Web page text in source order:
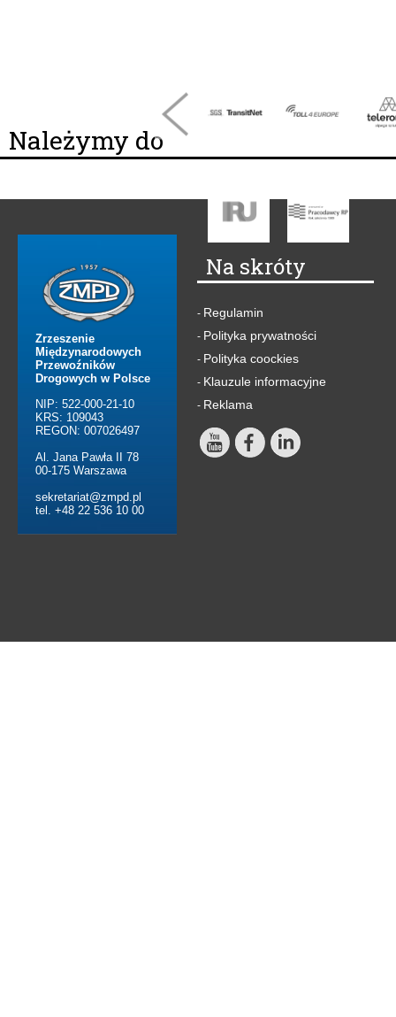
Należymy do
Zrzeszenie
Międzynarodowych
Przewoźników
Drogowych w Polsce
NIP: 522-000-21-10
KRS: 109043
REGON: 007026497
Al. Jana Pawła II 78
00-175 Warszawa
sekretariat@zmpd.pl
tel. +48 22 536 10 00
Na skróty
- Regulamin
- Polityka prywatności
- Polityka coockies
- Klauzule informacyjne
- Reklama